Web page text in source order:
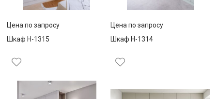
Цена по запросу
Шкаф Н-1315
Цена по запросу
Шкаф Н-1314